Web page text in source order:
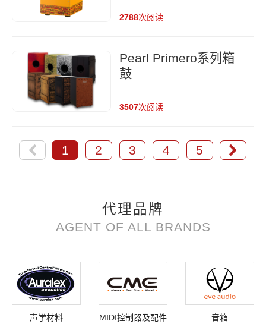
2788次阅读
Pearl Primero系列箱
鼓
3507次阅读
1 2 3 4 5
代理品牌
AGENT OF ALL BRANDS
声学材料 MIDI控制器及配件 音箱